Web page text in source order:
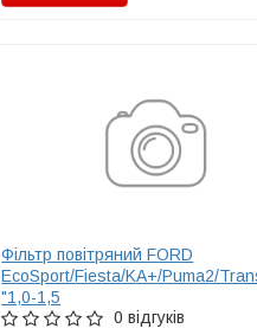
Фільтр повітряний FORD
EcoSport/Fiesta/KA+/Puma2/
"1,0-1,5
0 відгуків